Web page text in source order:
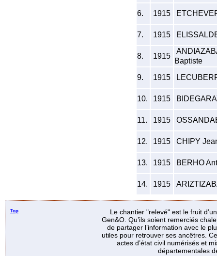
6. 1915
7. 1915
8. 1915
Baptiste
9.
1915
10. 1915
11. 1915
12. 1915 CHIPY
13. 1915 BERHO
14. 1915
Top
Le chantier "relevé" est le fruit
Gen&O. Qu’ils soient remerciés
de partager l’information avec le
utiles pour retrouver ses ancêtres.
actes d’état civil numérisés et
départementales